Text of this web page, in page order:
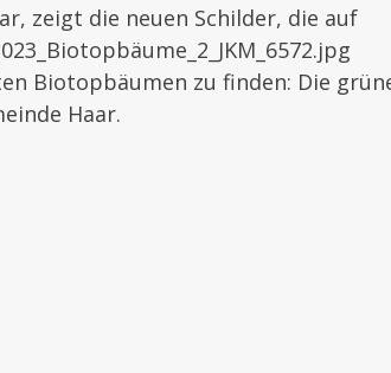
zeigt die neuen Schilder, die auf
Biotopbäumen zu finden: Die
Haar.